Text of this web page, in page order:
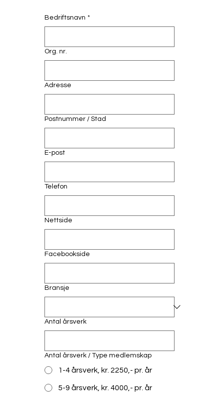
Bedriftsnavn *
Org. nr.
Adresse
Postnummer / Stad
E-post
Telefon
Nettside
Facebookside
Bransje
Antal årsverk
Antal årsverk / Type medlemskap
1-4 årsverk, kr. 2250,- pr. år
5-9 årsverk, kr. 4000,- pr. år